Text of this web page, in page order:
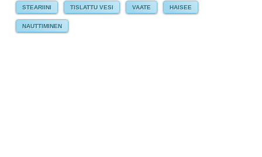
STEARIINI TISLATTU VESI VAATE HAISEE
NAUTTIMINEN